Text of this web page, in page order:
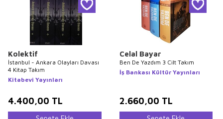
Kolektif
İstanbul - Ankara Olayları Davası
4 Kitap Takım
Kitabevi Yayınları
4.400,00 TL
Celal Bayar
Ben De Yazdım 3 Cilt Takım
İş Bankası Kültür Yayınları
2.660,00 TL